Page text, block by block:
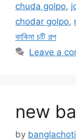
chuda golpo,
chodar golpo,
কাকিমা চটি গল্প
Leave a
new
by